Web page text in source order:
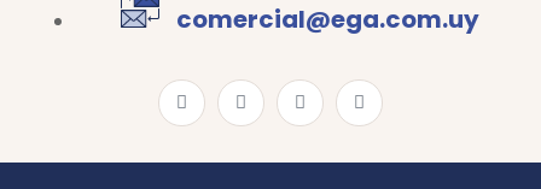
comercial@ega.com.uy